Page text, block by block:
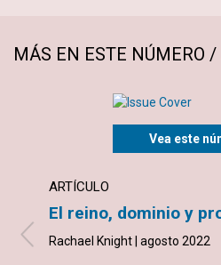
MÁS EN ESTE NÚMERO /
Vea este
ARTÍCULO
El reino, dominio y
Rachael Knight | agosto 2022